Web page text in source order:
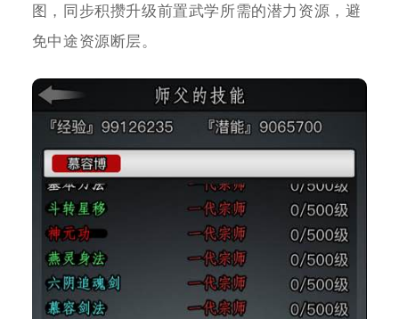
图，同步积攒升级前置武学所需的潜力资源，避
免中途资源断层。